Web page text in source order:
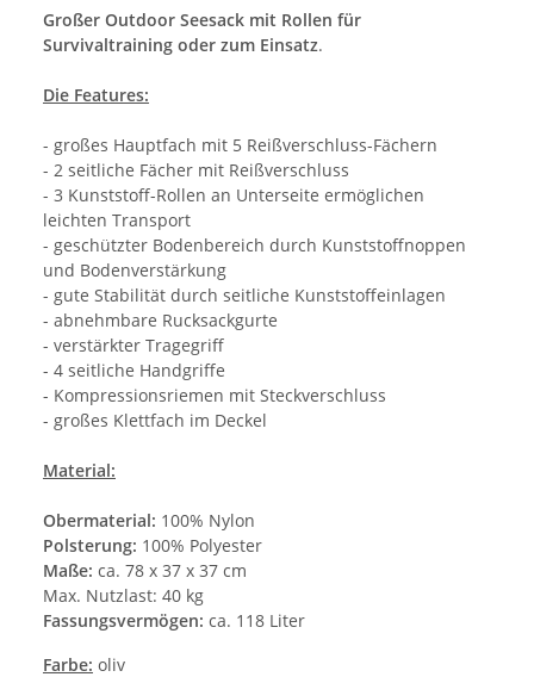
Großer Outdoor Seesack mit Rollen für
Survivaltraining oder zum Einsatz.
Die Features:
- großes Hauptfach mit 5 Reißverschluss-Fächern
- 2 seitliche Fächer mit Reißverschluss
- 3 Kunststoff-Rollen an Unterseite ermöglichen
leichten Transport
- geschützter Bodenbereich durch Kunststoffnoppen
und Bodenverstärkung
- gute Stabilität durch seitliche Kunststoffeinlagen
- abnehmbare Rucksackgurte
- verstärkter Tragegriff
- 4 seitliche Handgriffe
- Kompressionsriemen mit Steckverschluss
- großes Klettfach im Deckel
Material:
Obermaterial: 100% Nylon
Polsterung: 100% Polyester
Maße: ca. 78 x 37 x 37 cm
Max. Nutzlast: 40 kg
Fassungsvermögen: ca. 118 Liter
Farbe: oliv